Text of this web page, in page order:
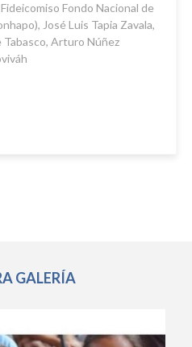
Fondo Nacional de
José Luis Tapia Zavala,
Arturo Núñez
GALERÍA